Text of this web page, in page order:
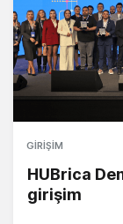
GIRIŞIM
HUBrica
girişim